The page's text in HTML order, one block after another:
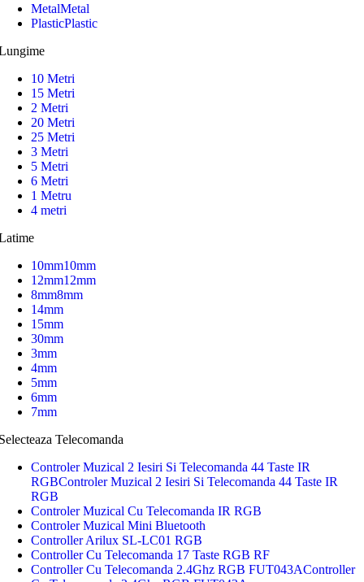
MetalMetal
PlasticPlastic
10 Metri
15 Metri
2 Metri
20 Metri
25 Metri
3 Metri
5 Metri
6 Metri
1 Metru
4 metri
10mm10mm
12mm12mm
8mm8mm
14mm
15mm
30mm
3mm
4mm
5mm
6mm
7mm
Telecomanda
Controler Muzical 2 Iesiri Si Telecomanda 44 Taste IR
RGBControler Muzical 2 Iesiri Si Telecomanda 44 Taste IR
RGB
Controler Muzical Cu Telecomanda IR RGB
Controler Muzical Mini Bluetooth
Controller Arilux SL-LC01 RGB
Controller Cu Telecomanda 17 Taste RGB RF
Controller Cu Telecomanda 2.4Ghz RGB FUT043AController